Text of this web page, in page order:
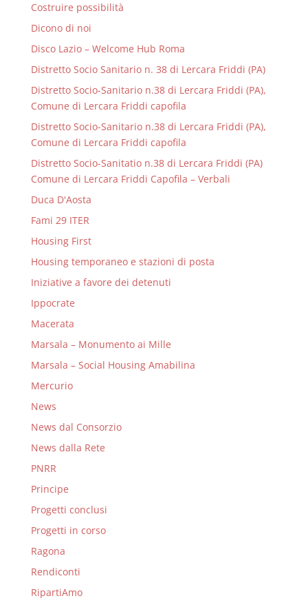
Costruire possibilità
Dicono di noi
Disco Lazio – Welcome Hub Roma
Distretto Socio Sanitario n. 38 di Lercara Friddi (PA)
Distretto Socio-Sanitario n.38 di Lercara Friddi (PA),
Comune di Lercara Friddi capofila
Distretto Socio-Sanitario n.38 di Lercara Friddi (PA),
Comune di Lercara Friddi capofila
Distretto Socio-Sanitatio n.38 di Lercara Friddi (PA)
Comune di Lercara Friddi Capofila – Verbali
Duca D'Aosta
Fami 29 ITER
Housing First
Housing temporaneo e stazioni di posta
Iniziative a favore dei detenuti
Ippocrate
Macerata
Marsala – Monumento ai Mille
Marsala – Social Housing Amabilina
Mercurio
News
News dal Consorzio
News dalla Rete
PNRR
Principe
Progetti conclusi
Progetti in corso
Ragona
Rendiconti
RipartiAmo